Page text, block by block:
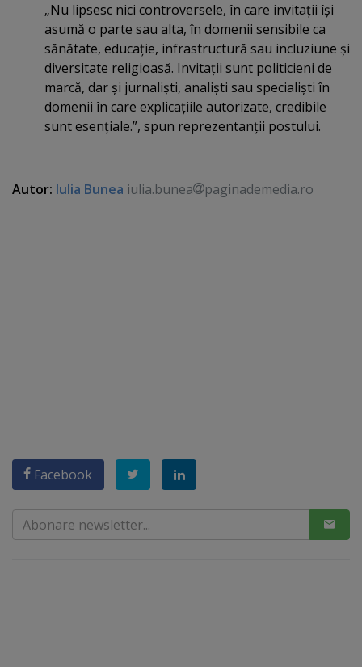
„Nu lipsesc nici controversele, în care invitaţii îşi
asumă o parte sau alta, în domenii sensibile ca
sănătate, educaţie, infrastructură sau incluziune şi
diversitate religioasă. Invitaţii sunt politicieni de
marcă, dar şi jurnalişti, analişti sau specialişti în
domenii în care explicaţiile autorizate, credibile
sunt esenţiale.”, spun reprezentanţii postului.
Autor: Iulia Bunea iulia.bunea paginademedia.ro
Facebook